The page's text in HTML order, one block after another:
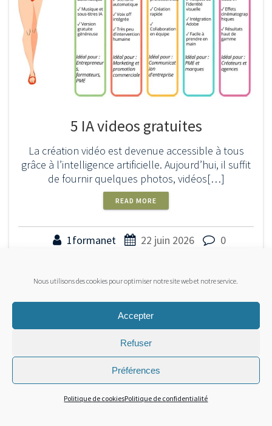
Nous utilisons des cookies pour optimiser notre site web et notre service.
Accepter
Refuser
Préférences
Politique de cookiesPolitique de confidentialité
5 IA videos gratuites
La création vidéo est devenue accessible à tous
grâce à l’intelligence artificielle. Aujourd’hui, il suffit
de fournir quelques photos, vidéos[…]
READ MORE
1formanet 22 juin 2026 0